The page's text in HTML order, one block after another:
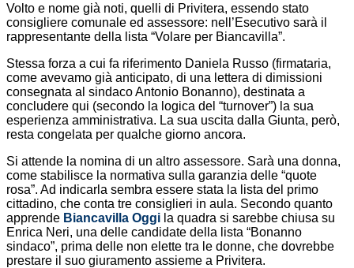
Volto e nome già noti, quelli di Privitera, essendo stato
consigliere comunale ed assessore: nell’Esecutivo sarà il
rappresentante della lista “Volare per Biancavilla”.
Stessa forza a cui fa riferimento Daniela Russo (firmataria,
come avevamo già anticipato, di una lettera di dimissioni
consegnata al sindaco Antonio Bonanno), destinata a
concludere qui (secondo la logica del “turnover”) la sua
esperienza amministrativa. La sua uscita dalla Giunta, però,
resta congelata per qualche giorno ancora.
Si attende la nomina di un altro assessore. Sarà una donna,
come stabilisce la normativa sulla garanzia delle “quote
rosa”. Ad indicarla sembra essere stata la lista del primo
cittadino, che conta tre consiglieri in aula. Secondo quanto
apprende Biancavilla Oggi la quadra si sarebbe chiusa su
Enrica Neri, una delle candidate della lista “Bonanno
sindaco”, prima delle non elette tra le donne, che dovrebbe
prestare il suo giuramento assieme a Privitera.